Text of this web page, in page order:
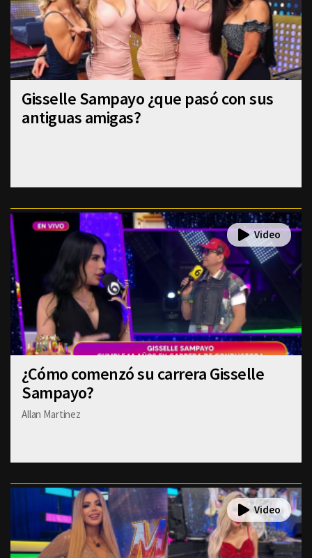
Gisselle Sampayo ¿que pasó con sus
antiguas amigas?
¿Cómo comenzó su carrera Gisselle
Sampayo?
Allan Martinez